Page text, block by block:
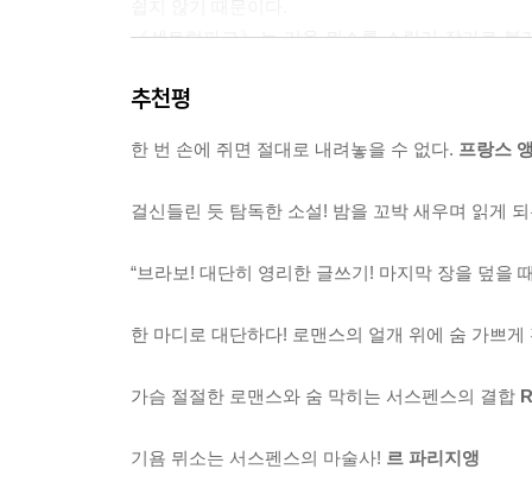
폴이 나를 바라보며 웃고 있다.
“우리 할머니가 아말피 해안에 집을 한 채 가지고
폴의 눈길이 나에게 머물러 있다는 걸 느낀다. 나
우리의 생에는 전혀 예상하지 못한 때에 굳게 닫
당신의 얼굴을 볼 때마다 더는 두려워하지 않아도
원해 대대적인 수사를 펼치고 있다.
《센트럴파크》는 기욤 뮈소를 스릴러 작가로 불
스토리, 한시도 눈을 뗄 수 없게 만드는 긴장감,
《센트럴파크》는 고전적인 스릴러의 전개방식
넘치는 입체적 인물로 그리고 있는 게 특징이다.
끌어들이는 것 또한 이 소설을 끝까지 흥미진진하
점이라면 자칫 개연성이 뒷받침되지 않을 경우
노련하게 개연성을 확보하며 자칫 식상해질 수 있
더블린에서 활동하는 재즈 피아니스트이다. 전
추천평
한 번 손에 쥐면 절대로 내려놓을 수 없다. 프랑스
걸신들린 듯 탐독한 소설! 밤을 꼬박 새우며 읽게
“브라보! 대단히 영리한 글쓰기! 마지막 장을 덮을
한 마디로 대단하다! 로맨스의 얼개 위에 숨 가쁘
가슴 절절한 로맨스와 숨 막히는 서스펜스의 결합
기욤 뮈소는 서스펜스의 마술사! 르 파리지앵